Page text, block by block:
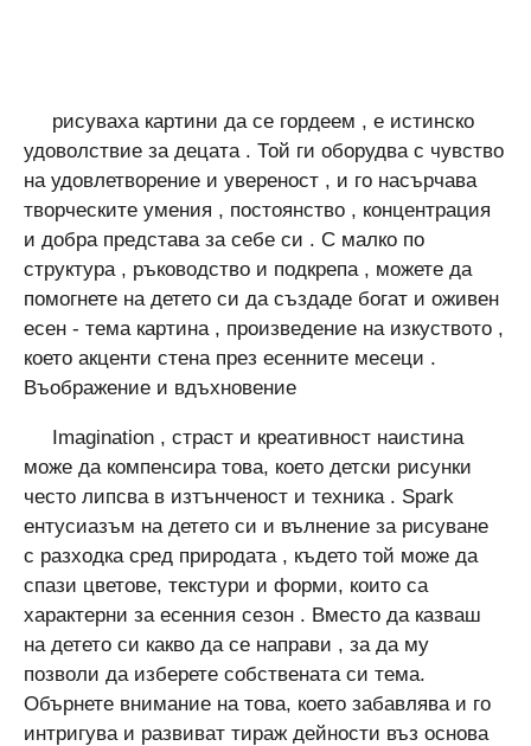
рисуваха картини да се гордеем , е истинско
удоволствие за децата . Той ги оборудва с чувство
на удовлетворение и увереност , и го насърчава
творческите умения , постоянство , концентрация
и добра представа за себе си . С малко по
структура , ръководство и подкрепа , можете да
помогнете на детето си да създаде богат и оживен
есен - тема картина , произведение на изкуството ,
което акценти стена през есенните месеци .
Въображение и вдъхновение
Imagination , страст и креативност наистина
може да компенсира това, което детски рисунки
често липсва в изтънченост и техника . Spark
ентусиазъм на детето си и вълнение за рисуване
с разходка сред природата , където той може да
спази цветове, текстури и форми, които са
характерни за есенния сезон . Вместо да казваш
на детето си какво да се направи , за да му
позволи да изберете собствената си тема.
Обърнете внимание на това, което забавлява и го
интригува и развиват тираж дейности въз основа